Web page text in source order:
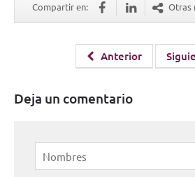
Compartir en: Otras
Anterior
Deja un comentario